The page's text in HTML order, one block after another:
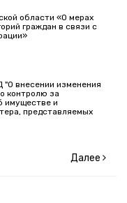
области «О мерах
граждан в связи с
"О внесении изменения
контролю за
имуществе и
представляемых
Далее